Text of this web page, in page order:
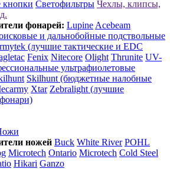
Светофильтры Чехлы, клипсы,
фонарей: Lupine Acebeam
и дальнобойные подствольные
(лучшие тактические и EDC
Fenix Nitecore Olight Thrunite UV-
ультрафиолетовые
Skilhunt (бюджетные налобные
Xtar Zebralight (лучшие
ножей Buck White River POHL
Microtech Ontario Microtech Cold Steel
Hikari Ganzo